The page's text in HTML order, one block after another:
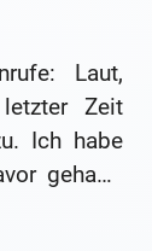
Laut,
Zeit
Ich habe
gehabt.
und